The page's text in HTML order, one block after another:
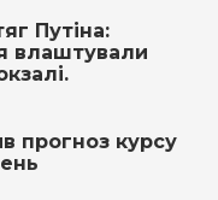
Путіна:
влаштували
прогноз курсу